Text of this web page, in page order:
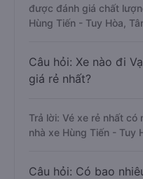
được đánh giá chất
Hùng Tiến - Tuy Hòa,
Câu hỏi: Xe nào đi
giá rẻ nhất?
Trả lời: Vé xe rẻ nhất
nhà xe Hùng Tiến - Tuy
Câu hỏi: Có bao